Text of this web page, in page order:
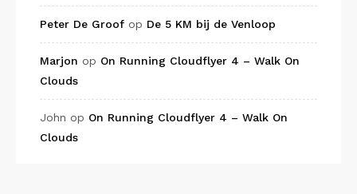
Peter De Groof op De 5 KM bij de Venloop
Marjon op On Running Cloudflyer 4 – Walk On
Clouds
John op On Running Cloudflyer 4 – Walk On
Clouds